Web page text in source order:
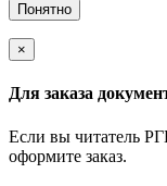
Понятно
×
Для заказа
Если вы читатель
оформите заказ.